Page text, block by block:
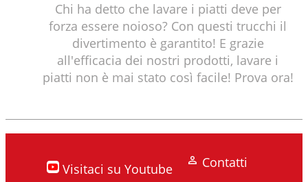
Chi ha detto che lavare i piatti deve per
forza essere noioso? Con questi trucchi il
divertimento è garantito! E grazie
all'efficacia dei nostri prodotti, lavare i
piatti non è mai stato così facile! Prova ora!
Visitaci su Youtube
Contatti